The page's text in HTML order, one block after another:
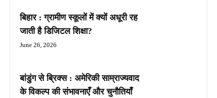
बिहार : ग्रामीण स्कूलों में क्यों अधूरी रह
जाती है डिजिटल शिक्षा?
June 26, 2026
बांडुंग से ब्रिक्स : अमेरिकी साम्राज्यवाद
के विकल्प की संभावनाएँ और चुनौतियाँ